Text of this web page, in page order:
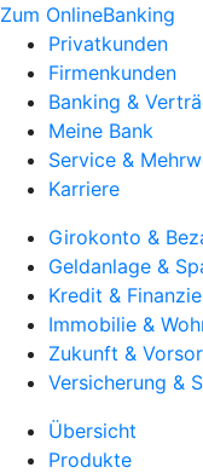
Zum OnlineBanking
Privatkunden
Firmenkunden
Banking &
Meine Bank
Service &
Karriere
Girokonto &
Geldanlage &
Kredit &
Immobilie &
Zukunft &
Versicherung &
Übersicht
Produkte